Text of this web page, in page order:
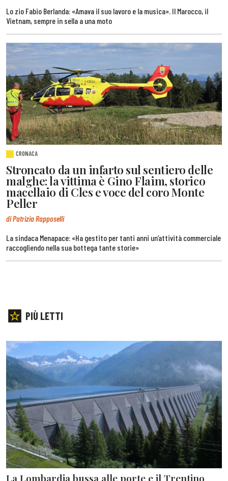
Lo zio Fabio Berlanda: «Amava il suo lavoro e la musica». Il Marocco, il
Vietnam, sempre in sella a una moto
CRONACA
Stroncato da un infarto sul sentiero delle
malghe: la vittima è Gino Flaim, storico
macellaio di Cles e voce del coro Monte
Peller
di Patrizia Rapposelli
La sindaca Menapace: «Ha gestito per tanti anni un’attività commerciale
raccogliendo nella sua bottega tante storie»
PIÙ LETTI
La Lombardia bussa alle porte e il Trentino